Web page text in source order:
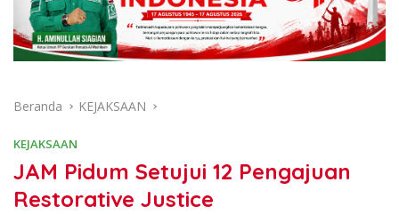
Beranda KEJAKSAAN
KEJAKSAAN
JAM Pidum Setujui 12 Pengajuan
Restorative Justice